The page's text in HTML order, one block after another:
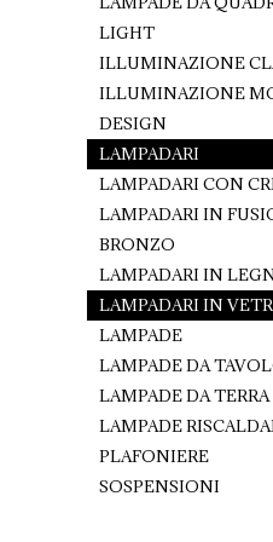
LIGHT
ILLUMINAZIONE
ILLUMINAZIONE
DESIGN
LAMPADARI
LAMPADARI CON
LAMPADARI IN
BRONZO
LAMPADARI IN
LAMPADARI IN
LAMPADE
LAMPADE DA
LAMPADE DA TERRA
LAMPADE
PLAFONIERE
SOSPENSIONI